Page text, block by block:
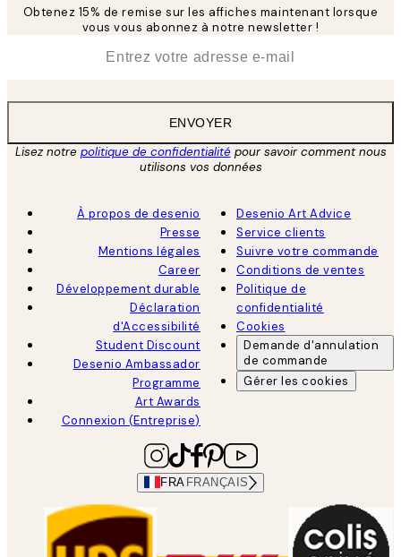
Obtenez 15% de remise sur les affiches maintenant lorsque
vous vous abonnez à notre newsletter !
ENVOYER
Lisez notre politique de confidentialitépour savoir comment nous
utilisons vos données
À propos de desenio
Presse
Mentions légales
Career
Développement durable
Déclaration
d'Accessibilité
Student Discount
Desenio Ambassador
Programme
Art Awards
Connexion (Entreprise)
Desenio Art Advice
Service clients
Suivre votre commande
Conditions de ventes
Politique de
confidentialité
Cookies
Demande d'annulation
de commande
Gérer les cookies
FRA FRANÇAIS